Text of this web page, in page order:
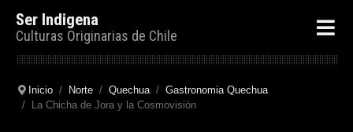
Ser Indigena
Culturas Originarias de Chile
Inicio Norte Quechua
Gastronomia Quechua
La Chicha de Jora y la Cosmovisión